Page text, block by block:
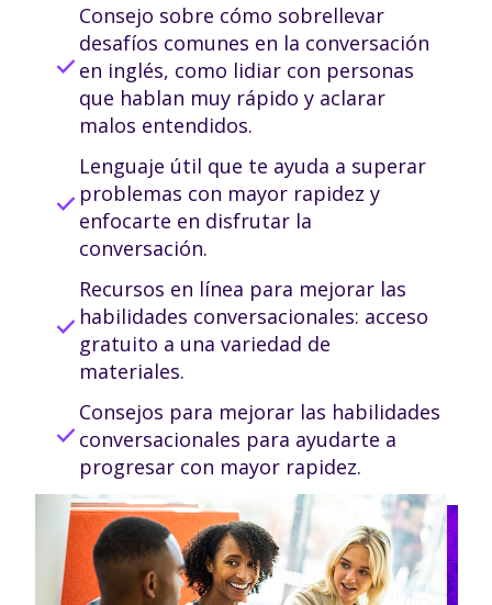
check
Consejo sobre cómo sobrellevar
desafíos comunes en la conversación
en inglés, como lidiar con personas
que hablan muy rápido y aclarar
malos entendidos.
check
Lenguaje útil que te ayuda a superar
problemas con mayor rapidez y
enfocarte en disfrutar la
conversación.
check
Recursos en línea para mejorar las
habilidades conversacionales: acceso
gratuito a una variedad de
materiales.
check
Consejos para mejorar las habilidades
conversacionales para ayudarte a
progresar con mayor rapidez.